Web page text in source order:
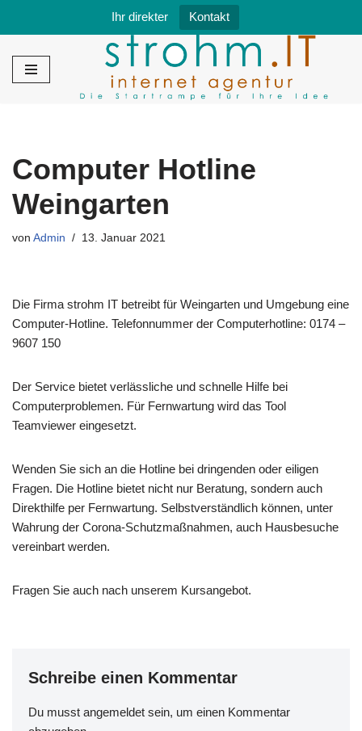
Ihr direkter Kontakt
Zum
Computer Hotline
Weingarten
von Admin 13. Januar 2021
Die Firma strohm IT betreibt für Weingarten und Umgebung eine
Computer-Hotline. Telefonnummer der Computerhotline: 0174 –
9607 150
Der Service bietet verlässliche und schnelle Hilfe bei
Computerproblemen. Für Fernwartung wird das Tool
Teamviewer eingesetzt.
Wenden Sie sich an die Hotline bei dringenden oder eiligen
Fragen. Die Hotline bietet nicht nur Beratung, sondern auch
Direkthilfe per Fernwartung. Selbstverständlich können, unter
Wahrung der Corona-Schutzmaßnahmen, auch Hausbesuche
vereinbart werden.
Fragen Sie auch nach unserem Kursangebot.
Schreibe einen Kommentar
Du musst angemeldet sein, um einen Kommentar